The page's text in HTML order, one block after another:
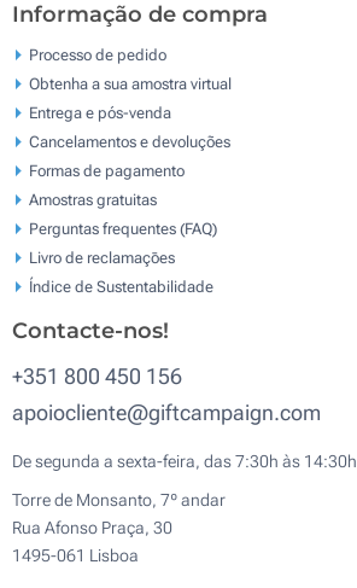
Informação de compra
Processo de pedido
Obtenha a sua amostra virtual
Entrega e pós-venda
Cancelamentos e devoluções
Formas de pagamento
Amostras gratuitas
Perguntas frequentes (FAQ)
Livro de reclamaçōes
Índice de Sustentabilidade
Contacte-nos!
+351 800 450 156
apoiocliente@giftcampaign.com
De segunda a sexta-feira, das 7:30h às 14:30h
Torre de Monsanto, 7º andar
Rua Afonso Praça, 30
1495-061 Lisboa